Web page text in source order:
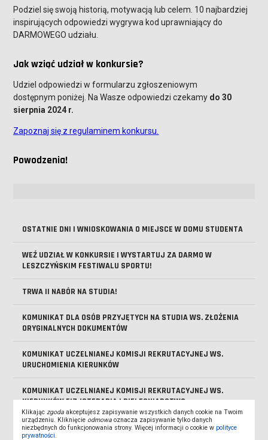
OSTATNIE DNI I WNIOSKOWANIA O MIEJSCE W DOMU STUDENTA
WEŹ UDZIAŁ W KONKURSIE I WYSTARTUJ ZA DARMO W
LESZCZYŃSKIM FESTIWALU SPORTU!
TRWA II NABÓR NA STUDIA!
KOMUNIKAT DLA OSÓB PRZYJĘTYCH NA STUDIA WS. ZŁOŻENIA
ORYGINALNYCH DOKUMENTÓW
KOMUNIKAT UCZELNIANEJ KOMISJI REKRUTACYJNEJ WS.
URUCHOMIENIA KIERUNKÓW
KOMUNIKAT UCZELNIANEJ KOMISJI REKRUTACYJNEJ WS.
KIERUNKÓW FIZJOTERAPIA I PIELĘGNIARSTWO
RUSZYŁ II NABÓR NA STUDIA W ANS W LESZNIE!
Podziel się swoją historią, motywacją lub celem. 10 najbardziej
inspirujących odpowiedzi wygrywa kod uprawniający do
DARMOWEGO udziału.
Jak wziąć udział w konkursie?
Udziel odpowiedzi w formularzu zgłoszeniowym
dostępnym poniżej. Na Wasze odpowiedzi czekamy do 30
sierpnia 2024 r.
Zapoznaj się z regulaminem konkursu.
Powodzenia!
Klikając zgoda akceptujesz zapisywanie wszystkich danych cookie na Twoim
urządzeniu. Kliknięcie odmowa oznacza zapisywanie tylko danych
niezbędnych do funkcjonowania strony. Więcej informacji o cookie w polityce
prywatności